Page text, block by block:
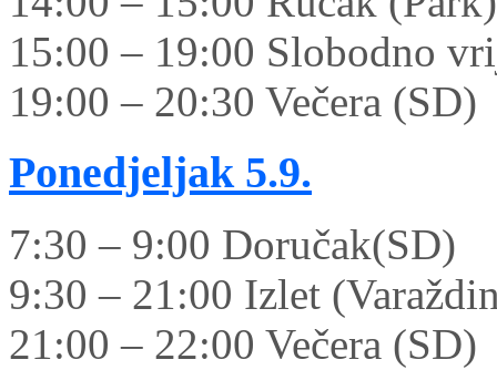
15:00 – 19:00 Slobodno
19:00 – 20:30 Večera (SD)
Ponedjeljak5.9.
7:30 – 9:00 Doručak(SD)
9:30 – 21:00 Izlet
21:00 – 22:00 Večera (SD)